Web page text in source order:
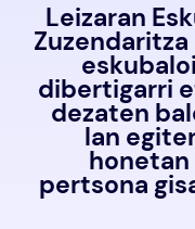
Leizaran
dibertigarri
dezaten
lan
honetan
pertsona